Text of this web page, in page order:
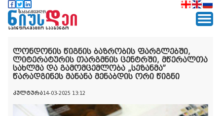
ლონდონის წიგნის ბაზრობის ფარგლებში,
ლიტერატურის თარგმნის ცენტრში, მწერალთა
სახლმა და გამომცემლობა „სეზანმა”
წარადგინეს მანანა მენაბდის ორი წიგნი
კულტურა14-03-2025 13:12